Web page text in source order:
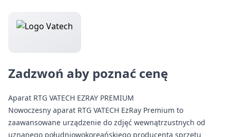
Zadzwoń aby poznać cenę
Aparat RTG VATECH EZRAY PREMIUM
Nowoczesny aparat RTG VATECH EzRay Premium to
zaawansowane urządzenie do zdjęć wewnątrzustnych od
uznanego południowokoreańskiego producenta sprzętu